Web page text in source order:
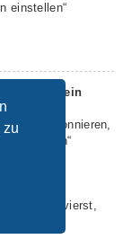
einstellen“
oder ein
es abonnieren,
Optionen“
des
aktivierst,